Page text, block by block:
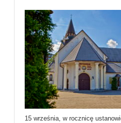
15 września, w rocznicę